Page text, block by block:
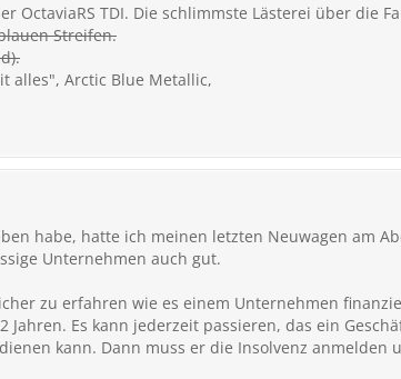
OctaviaRS TDI. Die schlimmste Lästerei über die
Streifen.
alles", Arctic Blue Metallic,
habe, hatte ich meinen letzten Neuwagen am
Unternehmen auch gut.
zu erfahren wie es einem Unternehmen
Jahren. Es kann jederzeit passieren, das ein
kann. Dann muss er die Insolvenz anmelden